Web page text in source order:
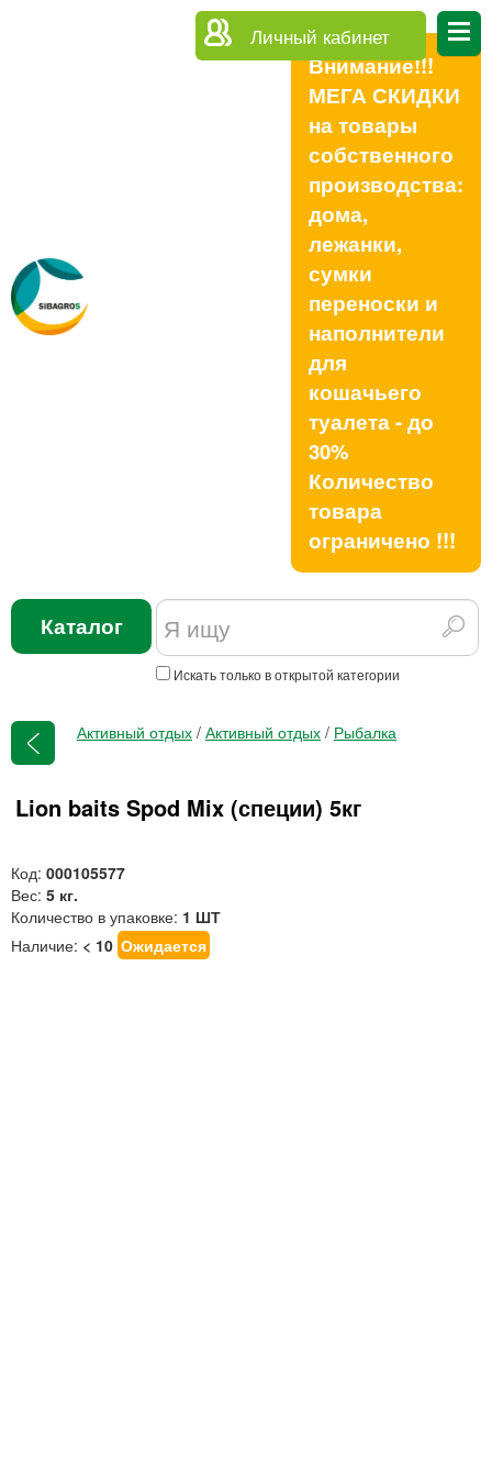
Личный кабинет
Внимание!!!
МЕГА СКИДКИ
на товары
собственного
производства:
дома,
лежанки,
сумки
переноски и
наполнители
для
кошачьего
туалета - до
30%
Количество
товара
ограничено !!!
Каталог
Искать только в открытой категории
Активный отдых / Активный отдых / Рыбалка
Lion baits Spod Mix (специи) 5кг
Код: 000105577
Вес: 5 кг.
Количество в упаковке: 1 ШТ
Наличие: < 10 Ожидается